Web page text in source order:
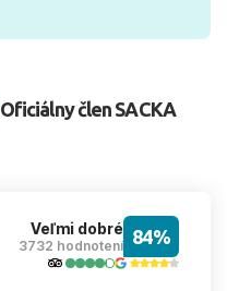
Oficiálny člen SACKA
Veľmi dobré
3732 hodnotení 84%